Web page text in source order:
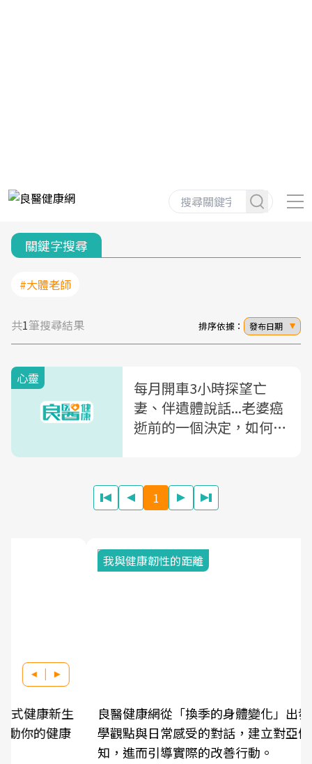
關鍵字搜尋
#大體老師
共1筆搜尋結果 排序依據： 發布日期
心靈
每月開車3小時探望亡
妻、伴遺體說話...老婆癌
逝前的一個決定，如何教
1
我與健康韌性的距離
良醫健康網從「換季的身體變化」出發，透過醫
學觀點與日常感受的對話，建立對亞健康的認
知，進而引導實際的改善行動。